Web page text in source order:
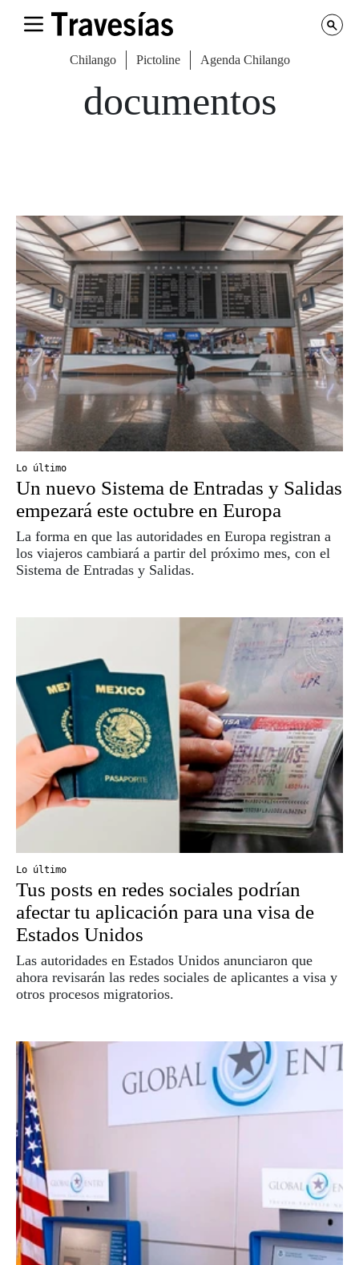
Chilango Pictoline Agenda Chilango
documentos
Lo último
Un nuevo Sistema de Entradas y Salidas
empezará este octubre en Europa
La forma en que las autoridades en Europa registran a
los viajeros cambiará a partir del próximo mes, con el
Sistema de Entradas y Salidas.
Lo último
Tus posts en redes sociales podrían
afectar tu aplicación para una visa de
Estados Unidos
Las autoridades en Estados Unidos anunciaron que
ahora revisarán las redes sociales de aplicantes a visa y
otros procesos migratorios.